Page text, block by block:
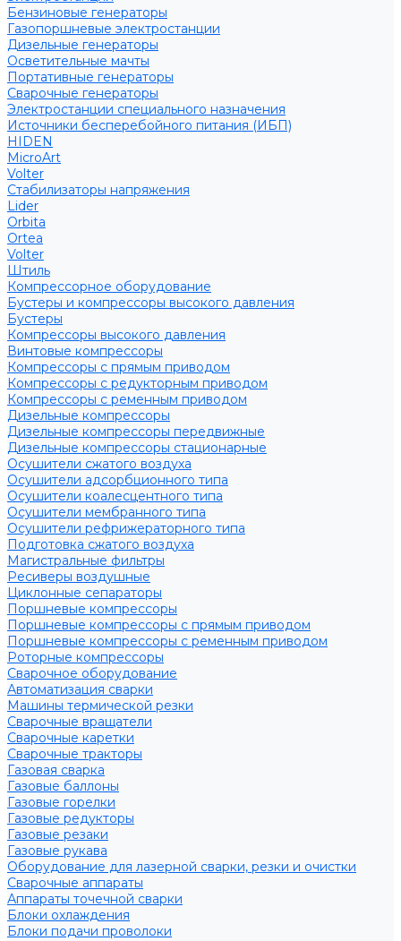
Бензиновые генераторы
Газопоршневые электростанции
Дизельные генераторы
Осветительные мачты
Портативные генераторы
Сварочные генераторы
Электростанции специального назначения
Источники бесперебойного питания (ИБП)
HIDEN
MicroArt
Volter
Стабилизаторы напряжения
Lider
Orbita
Ortea
Volter
Штиль
Компрессорное оборудование
Бустеры и компрессоры высокого давления
Бустеры
Компрессоры высокого давления
Винтовые компрессоры
Компрессоры с прямым приводом
Компрессоры с редукторным приводом
Компрессоры с ременным приводом
Дизельные компрессоры
Дизельные компрессоры передвижные
Дизельные компрессоры стационарные
Осушители сжатого воздуха
Осушители адсорбционного типа
Осушители коалесцентного типа
Осушители мембранного типа
Осушители рефрижераторного типа
Подготовка сжатого воздуха
Магистральные фильтры
Ресиверы воздушные
Циклонные сепараторы
Поршневые компрессоры
Поршневые компрессоры с прямым приводом
Поршневые компрессоры с ременным приводом
Роторные компрессоры
Сварочное оборудование
Автоматизация сварки
Машины термической резки
Сварочные вращатели
Сварочные каретки
Сварочные тракторы
Газовая сварка
Газовые баллоны
Газовые горелки
Газовые редукторы
Газовые резаки
Газовые рукава
Оборудование для лазерной сварки, резки и очистки
Сварочные аппараты
Аппараты точечной сварки
Блоки охлаждения
Блоки подачи проволоки